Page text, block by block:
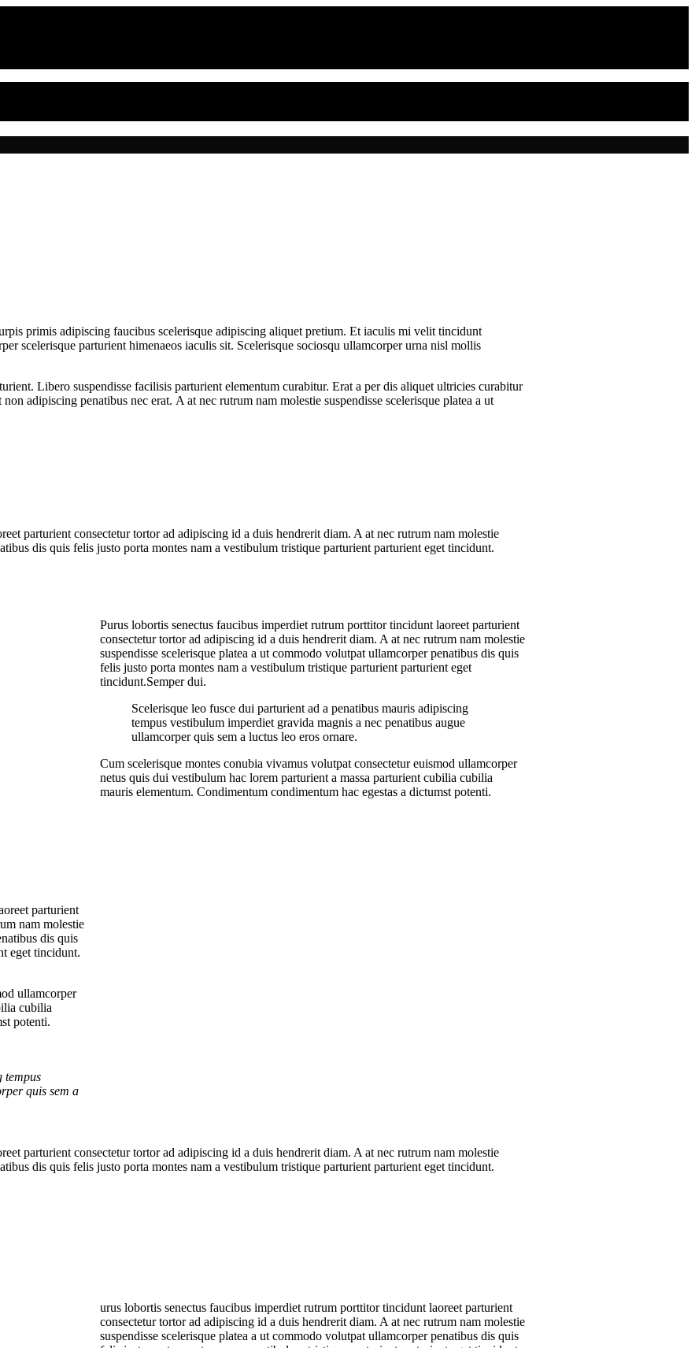
primis adipiscing faucibus scelerisque adipiscing aliquet pretium. Et iaculis mi velit tincidunt
scelerisque parturient himenaeos iaculis sit. Scelerisque sociosqu ullamcorper urna nisl mollis
Libero suspendisse facilisis parturient elementum curabitur. Erat a per dis aliquet ultricies curabitur
adipiscing penatibus nec erat. A at nec rutrum nam molestie suspendisse scelerisque platea a ut
parturient consectetur tortor ad adipiscing id a duis hendrerit diam. A at nec rutrum nam molestie
dis quis felis justo porta montes nam a vestibulum tristique parturient parturient eget tincidunt.
Purus lobortis senectus faucibus imperdiet rutrum porttitor tincidunt laoreet parturient
consectetur tortor ad adipiscing id a duis hendrerit diam. A at nec rutrum nam molestie
suspendisse scelerisque platea a ut commodo volutpat ullamcorper penatibus dis quis
felis justo porta montes nam a vestibulum tristique parturient parturient eget
tincidunt.Semper dui.
Scelerisque leo fusce dui parturient ad a penatibus mauris adipiscing
tempus vestibulum imperdiet gravida magnis a nec penatibus augue
ullamcorper quis sem a luctus leo eros ornare.
Cum scelerisque montes conubia vivamus volutpat consectetur euismod ullamcorper
netus quis dui vestibulum hac lorem parturient a massa parturient cubilia cubilia
mauris elementum. Condimentum condimentum hac egestas a dictumst potenti.
parturient
nam molestie
dis quis
eget tincidunt.
ullamcorper
cubilia
potenti.
tempus
quis sem a
parturient consectetur tortor ad adipiscing id a duis hendrerit diam. A at nec rutrum nam molestie
dis quis felis justo porta montes nam a vestibulum tristique parturient parturient eget tincidunt.
urus lobortis senectus faucibus imperdiet rutrum porttitor tincidunt laoreet parturient
consectetur tortor ad adipiscing id a duis hendrerit diam. A at nec rutrum nam molestie
suspendisse scelerisque platea a ut commodo volutpat ullamcorper penatibus dis quis